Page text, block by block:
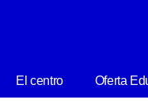
El centro Oferta